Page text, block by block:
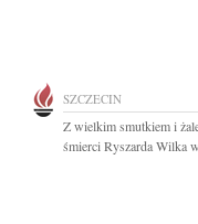
SZCZECIN
Z wielkim smutkiem i
śmierci Ryszarda Wilka